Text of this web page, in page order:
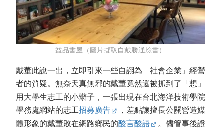
益品書屋（圖片擷取自戴勝通臉書）
戴董此說一出，立即引來一些自詡為「社會企業」經營
者的質疑。無奈天真無邪的戴董竟然還被抓到了「想」
用大學生志工的小辮子，一張出現在台北海洋技術學院
學務處網站的志工招募廣告
，差點讓擅長公關營造媒
體形象的戴董敗在網路鄉民的酸言酸語
。儘管事後證